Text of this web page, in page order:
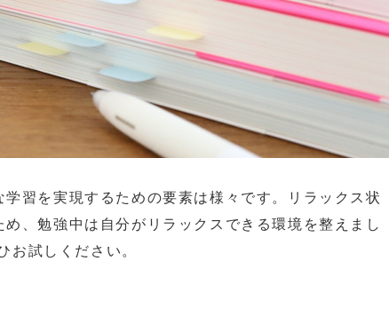
習を実現するための要素は様々です。リラックス状
、勉強中は自分がリラックスできる環境を整えまし
お試しください。